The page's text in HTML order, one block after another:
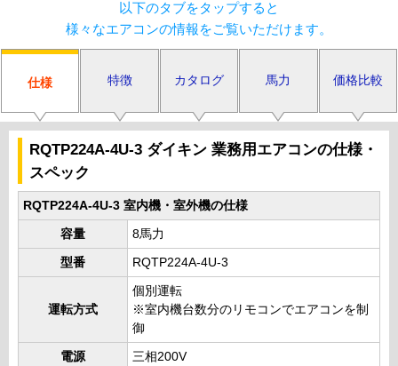
以下のタブをタップすると
様々なエアコンの情報をご覧いただけます。
仕様 特徴 カタログ 馬力 価格比較
RQTP224A-4U-3 ダイキン 業務用エアコンの仕様・
スペック
RQTP224A-4U-3 室内機・室外機の仕様
容量 8馬力
型番 RQTP224A-4U-3
運転方式
個別運転
※室内機台数分のリモコンでエアコンを制
御
電源 三相200V